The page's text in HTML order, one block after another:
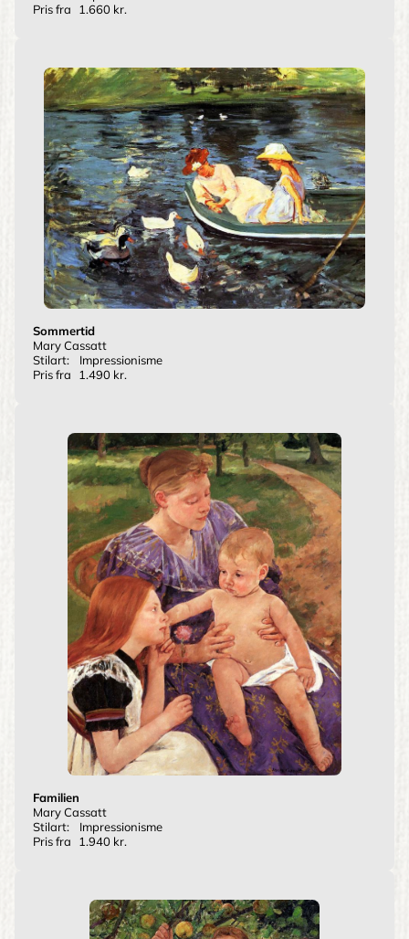
Pris fra
1.660 kr.
Sommertid
Mary Cassatt
Stilart:
Impressionisme
Pris fra
1.490 kr.
Familien
Mary Cassatt
Stilart:
Impressionisme
Pris fra
1.940 kr.